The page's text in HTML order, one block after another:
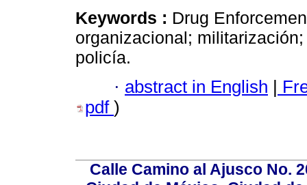
Keywords : Drug
organizacional;
policía.
· abstract in English |
pdf )
Calle Camino al Ajusco No.